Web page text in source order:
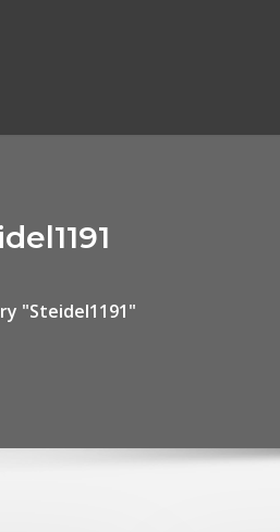
"Steidel1191"